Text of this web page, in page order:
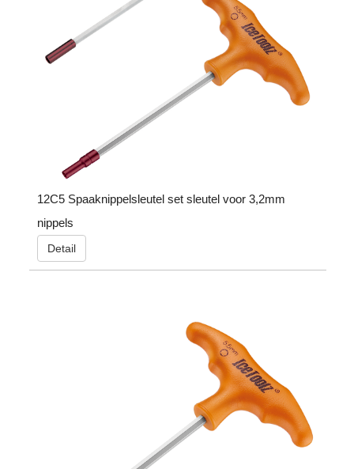
12C5 Spaaknippelsleutel set sleutel voor 3,2mm
nippels
Detail